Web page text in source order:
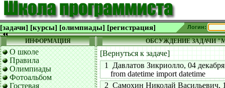
[задачи] [курсы] [олимпиады] [регистрация] Логин:
ИНФОРМАЦИЯ
О школе
Правила
Олимпиады
Фотоальбом
Гостевая
ОБСУЖДЕНИЕ ЗАДАЧИ
[Вернуться к задаче]
1 Давлатов Зикриолло, 04
from datetime import datetime
2 Самохин Николай Васильевич,